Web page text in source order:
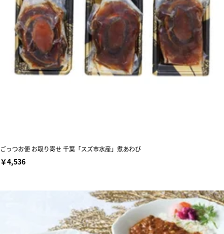
ごっつお便 お取り寄せ 千葉「スズ市水産」煮あわび
￥4,536